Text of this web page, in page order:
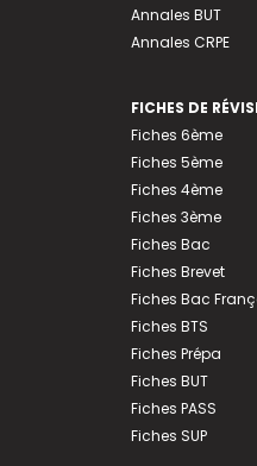
Annales BUT
Annales CRPE
FICHES DE
Fiches 6ème
Fiches 5ème
Fiches 4ème
Fiches 3ème
Fiches Bac
Fiches Brevet
Fiches Bac
Fiches BTS
Fiches Prépa
Fiches BUT
Fiches PASS
Fiches SUP